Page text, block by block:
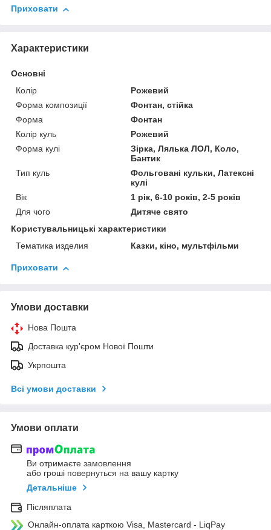
Приховати
Характеристики
Основні
Колір
Рожевий
Форма композиції
Фонтан, стійка
Форма
Фонтан
Колір куль
Рожевий
Форма кулі
Зірка, Лялька ЛОЛ, Коло,
Бантик
Тип куль
Фольговані кульки, Латексні
кулі
Вік
1 рік, 6-10 років, 2-5 років
Для чого
Дитяче свято
Користувальницькі характеристики
Тематика изделия
Казки, кіно, мультфільми
Приховати
Умови доставки
Нова Пошта
Доставка кур'єром Нової Пошти
Укрпошта
Всі умови доставки
Умови оплати
Ви отримаєте замовлення
або гроші повернуться на вашу картку
Детальніше
Післяплата
Онлайн-оплата карткою Visa, Mastercard - LiqPay